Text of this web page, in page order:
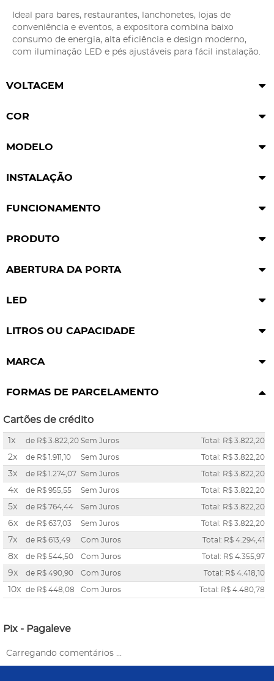
Ideal para bares, restaurantes, lanchonetes, lojas de
conveniência e eventos, a expositora combina baixo
consumo de energia, alta eficiência e design moderno,
com iluminação LED e pés ajustáveis para fácil instalação.
VOLTAGEM
COR
MODELO
INSTALAÇÃO
FUNCIONAMENTO
PRODUTO
ABERTURA DA PORTA
LED
LITROS OU CAPACIDADE
MARCA
FORMAS DE PARCELAMENTO
Cartões de crédito
1x de R$ 3.822,20 Sem Juros Total: R$ 3.822,20
2x de R$ 1.911,10 Sem Juros Total: R$ 3.822,20
3x de R$ 1.274,07 Sem Juros Total: R$ 3.822,20
4x de R$ 955,55 Sem Juros Total: R$ 3.822,20
5x de R$ 764,44 Sem Juros Total: R$ 3.822,20
6x de R$ 637,03 Sem Juros Total: R$ 3.822,20
7x de R$ 613,49 Com Juros Total: R$ 4.294,41
8x de R$ 544,50 Com Juros Total: R$ 4.355,97
9x de R$ 490,90 Com Juros Total: R$ 4.418,10
10x de R$ 448,08 Com Juros Total: R$ 4.480,78
Pix - Pagaleve
Carregando comentários ...